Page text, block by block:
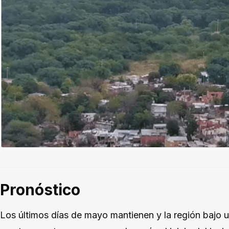
Pronóstico
Los últimos días de mayo mantienen y la región bajo